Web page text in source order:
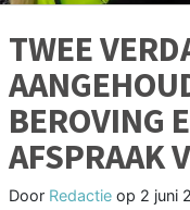
TWEE
BEROVING
AFSPRAAK
Door Redactie op 2 juni